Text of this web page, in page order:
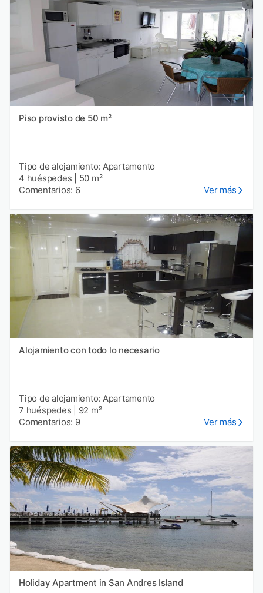
Piso provisto de 50 m²
Tipo de alojamiento: Apartamento
4 huéspedes
50 m²
Comentarios: 6
Ver más
Alojamiento con todo lo necesario
Tipo de alojamiento: Apartamento
7 huéspedes
92 m²
Comentarios: 9
Ver más
Holiday Apartment in San Andres Island